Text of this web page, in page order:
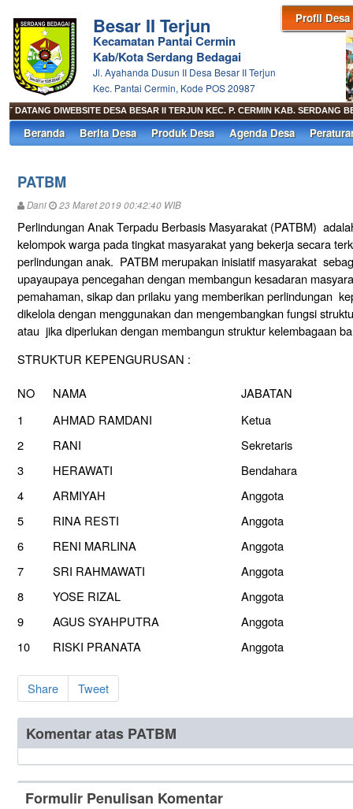
Profil Desa
Besar II Terjun
Kecamatan Pantai Cermin
Kab/Kota Serdang Bedagai
Jl. Ayahanda Dusun II Desa Besar II Terjun
Kec. Pantai Cermin, Kode POS 20987
DATANG DIWEBSITE DESA BESAR II TERJUN KEC. P. CERMIN KAB. SERDANG
Beranda Berita Desa Produk Desa Agenda Desa
PATBM
Dani 23 Maret 2019 00:42:40 WIB
Perlindungan Anak Terpadu Berbasis Masyarakat (PATBM)
kelompok warga pada tingkat masyarakat yang bekerja secara
perlindungan anak. PATBM merupakan inisiatif masyarakat
upayaupaya pencegahan dengan membangun kesadaran
pemahaman, sikap dan prilaku yang memberikan perlindungan
dikelola dengan menggunakan dan mengembangkan fungsi
atau jika diperlukan dengan membangun struktur kelembagaan
STRUKTUR KEPENGURUSAN :
NO NAMA
JABATAN
1
AHMAD RAMDANI
Ketua
2
RANI
Sekretaris
3
HERAWATI
Bendahara
4
ARMIYAH
Anggota
5
RINA RESTI
Anggota
6
RENI MARLINA
Anggota
7
SRI RAHMAWATI
Anggota
8
YOSE RIZAL
Anggota
9
AGUS SYAHPUTRA
Anggota
10
RISKI PRANATA Anggota
Share Tweet
Komentar atas PATBM
Formulir Penulisan Komentar